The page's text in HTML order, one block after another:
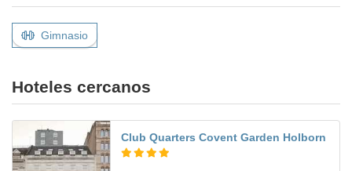
Gimnasio
Hoteles cercanos
Club Quarters Covent Garden Holborn